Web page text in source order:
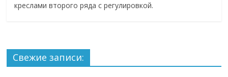
креслами второго ряда с регулировкой.
Свежие записи: